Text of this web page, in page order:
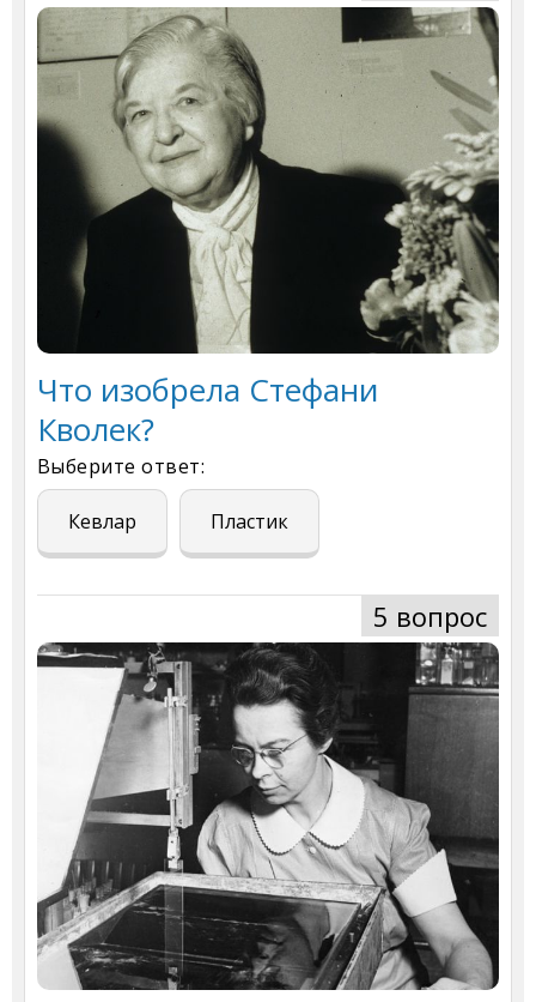
Что изобрела Стефани
Кволек?
Выберите ответ:
Кевлар Пластик
5 вопрос